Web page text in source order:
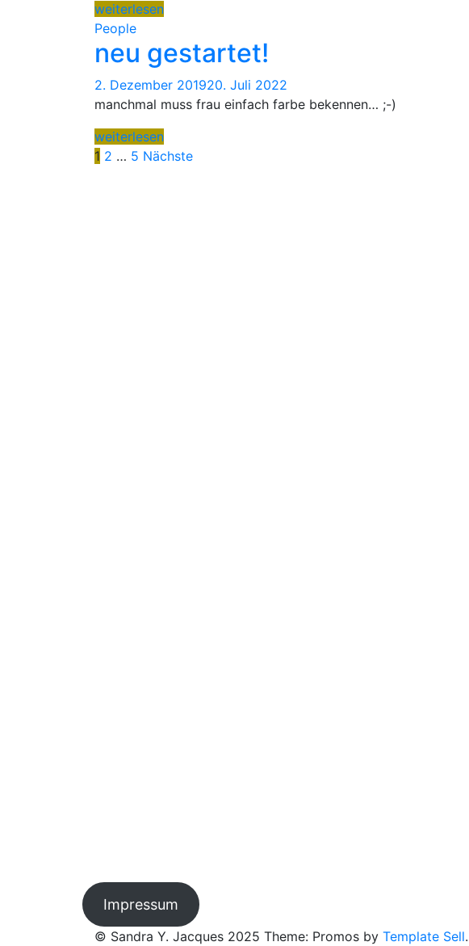
weiterlesen
People
neu gestartet!
2. Dezember 201920. Juli 2022
manchmal muss frau einfach farbe bekennen… ;-)
weiterlesen
Seitennummerierung
1 2 … 5 Nächste
Impressum
© Sandra Y. Jacques 2025 Theme: Promos by Template Sell.